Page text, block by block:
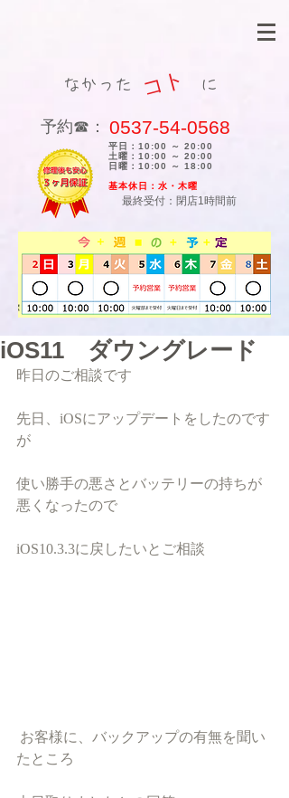
コト
なかった に
​予約☎： 0537-54-0568
平日：10:00 ～ 20:00
土曜：10:00 ～ 20:00
日曜：10:00 ～ 18:00
​基本休日：水・木曜
最終受付：閉店1時間前
iOS11 ダウングレード
昨日のご相談です
先日、iOSにアップデートをしたのです
が
使い勝手の悪さとバッテリーの持ちが
悪くなったので
iOS10.3.3に戻したいとご相談
たところ